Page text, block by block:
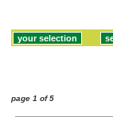
page 1 of 5